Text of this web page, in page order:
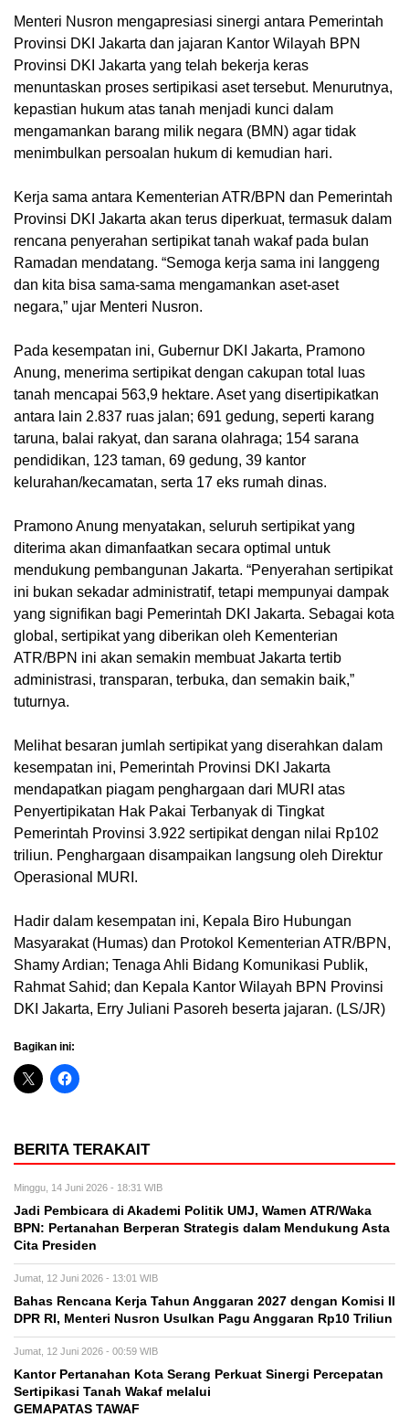
Menteri Nusron mengapresiasi sinergi antara Pemerintah
Provinsi DKI Jakarta dan jajaran Kantor Wilayah BPN
Provinsi DKI Jakarta yang telah bekerja keras
menuntaskan proses sertipikasi aset tersebut. Menurutnya,
kepastian hukum atas tanah menjadi kunci dalam
mengamankan barang milik negara (BMN) agar tidak
menimbulkan persoalan hukum di kemudian hari.
Kerja sama antara Kementerian ATR/BPN dan Pemerintah
Provinsi DKI Jakarta akan terus diperkuat, termasuk dalam
rencana penyerahan sertipikat tanah wakaf pada bulan
Ramadan mendatang. “Semoga kerja sama ini langgeng
dan kita bisa sama-sama mengamankan aset-aset
negara,” ujar Menteri Nusron.
Pada kesempatan ini, Gubernur DKI Jakarta, Pramono
Anung, menerima sertipikat dengan cakupan total luas
tanah mencapai 563,9 hektare. Aset yang disertipikatkan
antara lain 2.837 ruas jalan; 691 gedung, seperti karang
taruna, balai rakyat, dan sarana olahraga; 154 sarana
pendidikan, 123 taman, 69 gedung, 39 kantor
kelurahan/kecamatan, serta 17 eks rumah dinas.
Pramono Anung menyatakan, seluruh sertipikat yang
diterima akan dimanfaatkan secara optimal untuk
mendukung pembangunan Jakarta. “Penyerahan sertipikat
ini bukan sekadar administratif, tetapi mempunyai dampak
yang signifikan bagi Pemerintah DKI Jakarta. Sebagai kota
global, sertipikat yang diberikan oleh Kementerian
ATR/BPN ini akan semakin membuat Jakarta tertib
administrasi, transparan, terbuka, dan semakin baik,”
tuturnya.
Melihat besaran jumlah sertipikat yang diserahkan dalam
kesempatan ini, Pemerintah Provinsi DKI Jakarta
mendapatkan piagam penghargaan dari MURI atas
Penyertipikatan Hak Pakai Terbanyak di Tingkat
Pemerintah Provinsi 3.922 sertipikat dengan nilai Rp102
triliun. Penghargaan disampaikan langsung oleh Direktur
Operasional MURI.
Hadir dalam kesempatan ini, Kepala Biro Hubungan
Masyarakat (Humas) dan Protokol Kementerian ATR/BPN,
Shamy Ardian; Tenaga Ahli Bidang Komunikasi Publik,
Rahmat Sahid; dan Kepala Kantor Wilayah BPN Provinsi
DKI Jakarta, Erry Juliani Pasoreh beserta jajaran. (LS/JR)
Bagikan ini:
BERITA TERAKAIT
Minggu, 14 Juni 2026 - 18:31 WIB
Jadi Pembicara di Akademi Politik UMJ, Wamen ATR/Waka
BPN: Pertanahan Berperan Strategis dalam Mendukung Asta
Cita Presiden
Jumat, 12 Juni 2026 - 13:01 WIB
Bahas Rencana Kerja Tahun Anggaran 2027 dengan Komisi II
DPR RI, Menteri Nusron Usulkan Pagu Anggaran Rp10 Triliun
Jumat, 12 Juni 2026 - 00:59 WIB
Kantor Pertanahan Kota Serang Perkuat Sinergi Percepatan
Sertipikasi Tanah Wakaf melalui
GEMAPATAS TAWAF